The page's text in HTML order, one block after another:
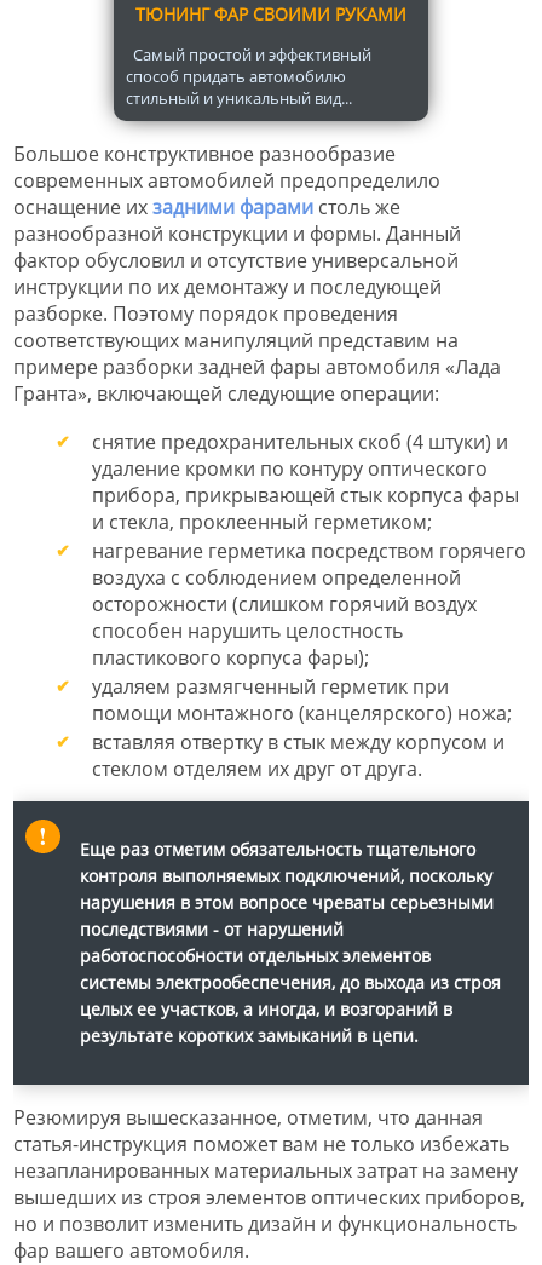
ТЮНИНГ ФАР СВОИМИ РУКАМИ
Самый простой и эффективный
способ придать автомобилю
стильный и уникальный вид...
Большое конструктивное разнообразие
современных автомобилей предопределило
оснащение ихзадними фарами столь же
разнообразной конструкции и формы. Данный
фактор обусловил и отсутствие универсальной
инструкции по их демонтажу и последующей
разборке. Поэтому порядок проведения
соответствующих манипуляций представим на
примере разборки задней фары автомобиля «Лада
Гранта», включающей следующие операции:
снятие предохранительных скоб (4 штуки) и
удаление кромки по контуру оптического
прибора, прикрывающей стык корпуса фары
и стекла, проклеенный герметиком;
нагревание герметика посредством горячего
воздуха с соблюдением определенной
осторожности (слишком горячий воздух
способен нарушить целостность
пластикового корпуса фары);
удаляем размягченный герметик при
помощи монтажного (канцелярского) ножа;
вставляя отвертку в стык между корпусом и
стеклом отделяем их друг от друга.
Еще раз отметим обязательность тщательного
контроля выполняемых подключений, поскольку
нарушения в этом вопросе чреваты серьезными
последствиями - от нарушений
работоспособности отдельных элементов
системы электрообеспечения, до выхода из строя
целых ее участков, а иногда, и возгораний в
результате коротких замыканий в цепи.
Резюмируя вышесказанное, отметим, что данная
статья-инструкция поможет вам не только избежать
незапланированных материальных затрат на замену
вышедших из строя элементов оптических приборов,
но и позволит изменить дизайн и функциональность
фар вашего автомобиля.